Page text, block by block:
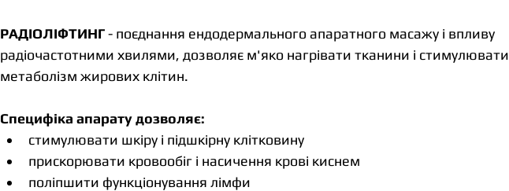
РАДІОЛІФТИНГ - поєднання ендодермального апаратного масажу і впливу
радіочастотними хвилями, дозволяє м'яко нагрівати тканини і стимулювати
метаболізм жирових клітин.
Специфіка апарату дозволяє:
стимулювати шкіру і підшкірну клітковину
прискорювати кровообіг і насичення крові киснем
поліпшити функціонування лімфи